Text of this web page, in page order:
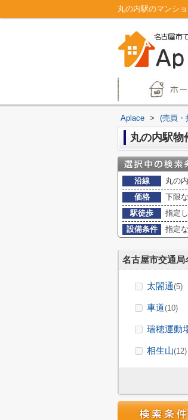
Aplace > (売買・
丸の内駅物
沿線
丸の
価格
下限
駅徒歩
指定
設備条件
指定
名古屋市交通局
太閤通(5)
車道(10)
瑞穂運動
相生山(12)